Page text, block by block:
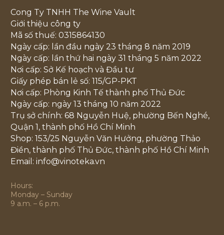
Cong Ty TNHH The Wine Vault
Giới thiệu công ty
Mã số thuế: 0315864130
Ngày cấp: lần đầu ngày 23 tháng 8 năm 2019
Ngày cấp: lần thứ hai ngày 31 tháng 5 năm 2022
Nơi cấp: Sở Kế hoạch và Đầu tư
Giấy phép bán lẻ số: 115/GP-PKT
Nơi cấp: Phòng Kinh Tế thành phố Thủ Đức
Ngày cấp: ngày 13 tháng 10 năm 2022
Trụ sở chính: 68 Nguyễn Huệ, phường Bến Nghé,
Quận 1, thành phố Hồ Chí Minh
Shop: 153/25 Nguyễn Văn Hưởng, phường Thảo
Điền, thành phố Thủ Đức, thành phố Hồ Chí Minh
Email: info@vinoteka.vn
Hours:
Monday – Sunday
9 a.m. – 6 p.m.